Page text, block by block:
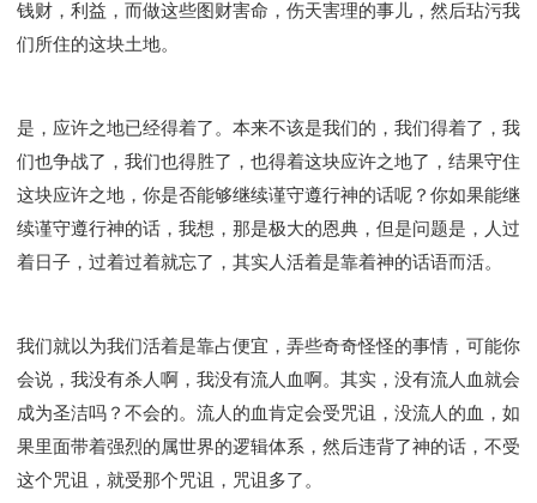
钱财，利益，而做这些图财害命，伤天害理的事儿，然后玷污我
们所住的这块土地。
是，应许之地已经得着了。本来不该是我们的，我们得着了，我
们也争战了，我们也得胜了，也得着这块应许之地了，结果守住
这块应许之地，你是否能够继续谨守遵行神的话呢？你如果能继
续谨守遵行神的话，我想，那是极大的恩典，但是问题是，人过
着日子，过着过着就忘了，其实人活着是靠着神的话语而活。
我们就以为我们活着是靠占便宜，弄些奇奇怪怪的事情，可能你
会说，我没有杀人啊，我没有流人血啊。其实，没有流人血就会
成为圣洁吗？不会的。流人的血肯定会受咒诅，没流人的血，如
果里面带着强烈的属世界的逻辑体系，然后违背了神的话，不受
这个咒诅，就受那个咒诅，咒诅多了。